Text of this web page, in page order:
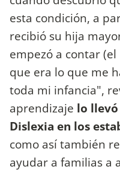
esta condición, a
recibió su hija
empezó a contar
que era lo que me
toda mi infancia",
aprendizaje lo
Dislexia en los
como así también
ayudar a familias a